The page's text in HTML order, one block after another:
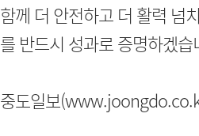
함께 더 안전하고 더 활력 넘
를 반드시 성과로 증명하겠
중도일보